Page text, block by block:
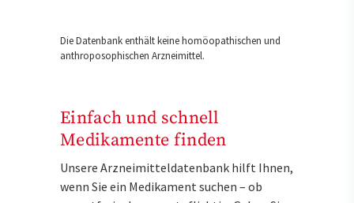
Die Datenbank enthält keine homöopathischen und
anthroposophischen Arzneimittel.
Einfach und schnell
Medikamente finden
Unsere Arzneimitteldatenbank hilft Ihnen,
wenn Sie ein Medikament suchen – ob